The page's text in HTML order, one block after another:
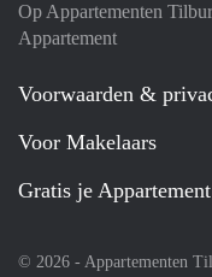
Op Appartementen
Appartement
Voorwaarden &
Voor Makelaars
Gratis je
© 2026 - Appartementen